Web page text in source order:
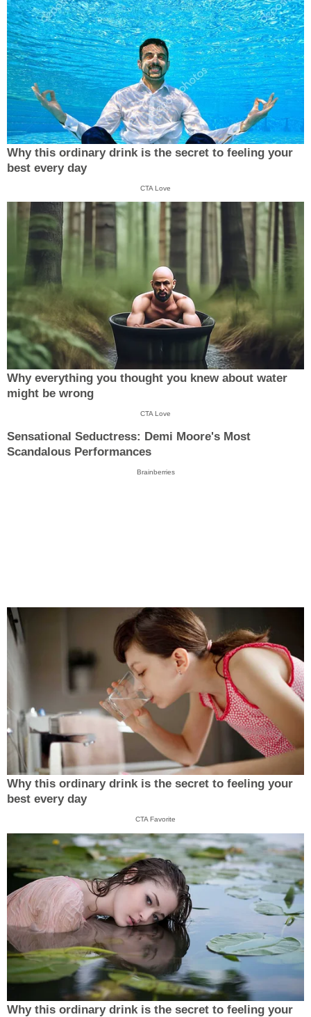
Why this ordinary drink is the secret to feeling your
best every day
CTA Love
Why everything you thought you knew about water
might be wrong
CTA Love
Sensational Seductress: Demi Moore's Most
Scandalous Performances
Brainberries
Why this ordinary drink is the secret to feeling your
best every day
CTA Favorite
Why this ordinary drink is the secret to feeling your